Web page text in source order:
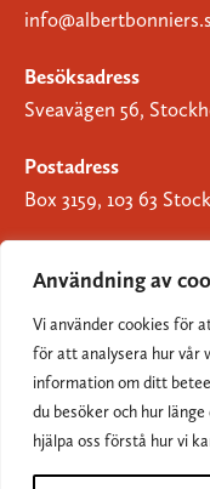
Användning av
Vi använder cookies för
för att analysera hur vår
information om ditt
du besöker och hur
hjälpa oss förstå hur vi
Besöksadress
Sveavägen 56,
Postadress
Box 3159, 103 63